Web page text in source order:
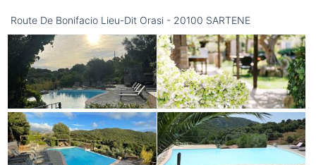
non disponible
Route De Bonifacio Lieu-Dit Orasi - 20100 SARTENE